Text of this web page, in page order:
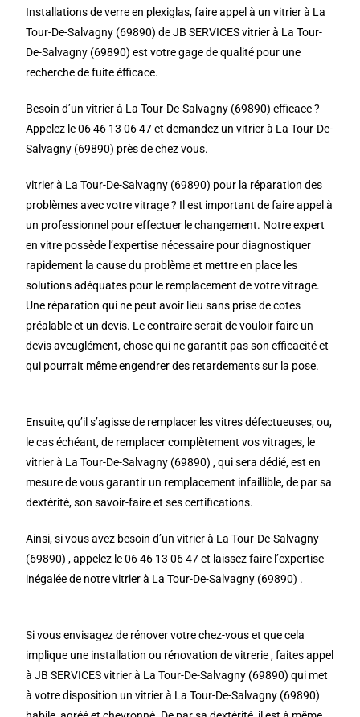
Installations de verre en plexiglas, faire appel à un vitrier à La
Tour-De-Salvagny (69890) de JB SERVICES vitrier à La Tour-
De-Salvagny (69890) est votre gage de qualité pour une
recherche de fuite éfficace.
Besoin d’un vitrier à La Tour-De-Salvagny (69890) efficace ?
Appelez le 06 46 13 06 47 et demandez un vitrier à La Tour-De-
Salvagny (69890) près de chez vous.
vitrier à La Tour-De-Salvagny (69890) pour la réparation des
problèmes avec votre vitrage ? Il est important de faire appel à
un professionnel pour effectuer le changement. Notre expert
en vitre possède l’expertise nécessaire pour diagnostiquer
rapidement la cause du problème et mettre en place les
solutions adéquates pour le remplacement de votre vitrage.
Une réparation qui ne peut avoir lieu sans prise de cotes
préalable et un devis. Le contraire serait de vouloir faire un
devis aveuglément, chose qui ne garantit pas son efficacité et
qui pourrait même engendrer des retardements sur la pose.
Ensuite, qu’il s’agisse de remplacer les vitres défectueuses, ou,
le cas échéant, de remplacer complètement vos vitrages, le
vitrier à La Tour-De-Salvagny (69890) , qui sera dédié, est en
mesure de vous garantir un remplacement infaillible, de par sa
dextérité, son savoir-faire et ses certifications.
Ainsi, si vous avez besoin d’un vitrier à La Tour-De-Salvagny
(69890) , appelez le 06 46 13 06 47 et laissez faire l’expertise
inégalée de notre vitrier à La Tour-De-Salvagny (69890) .
Si vous envisagez de rénover votre chez-vous et que cela
implique une installation ou rénovation de vitrerie , faites appel
à JB SERVICES vitrier à La Tour-De-Salvagny (69890) qui met
à votre disposition un vitrier à La Tour-De-Salvagny (69890)